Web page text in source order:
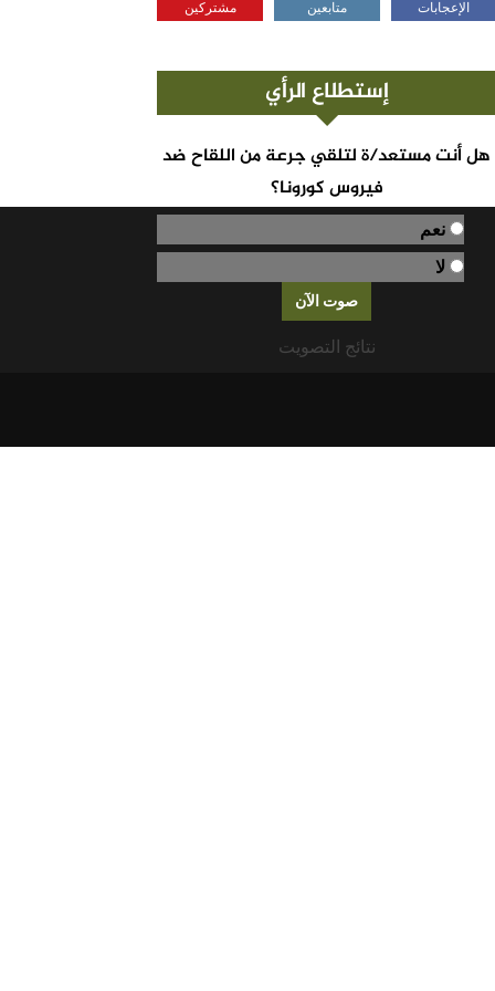
الإعجابات متابعين مشتركين
إستطلاع الرأي
هل أنت مستعد/ة لتلقي جرعة من اللقاح ضد
فيروس كورونا؟
نعم
لا
نتائج التصويت